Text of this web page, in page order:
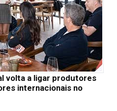
volta a ligar produtores
internacionais no